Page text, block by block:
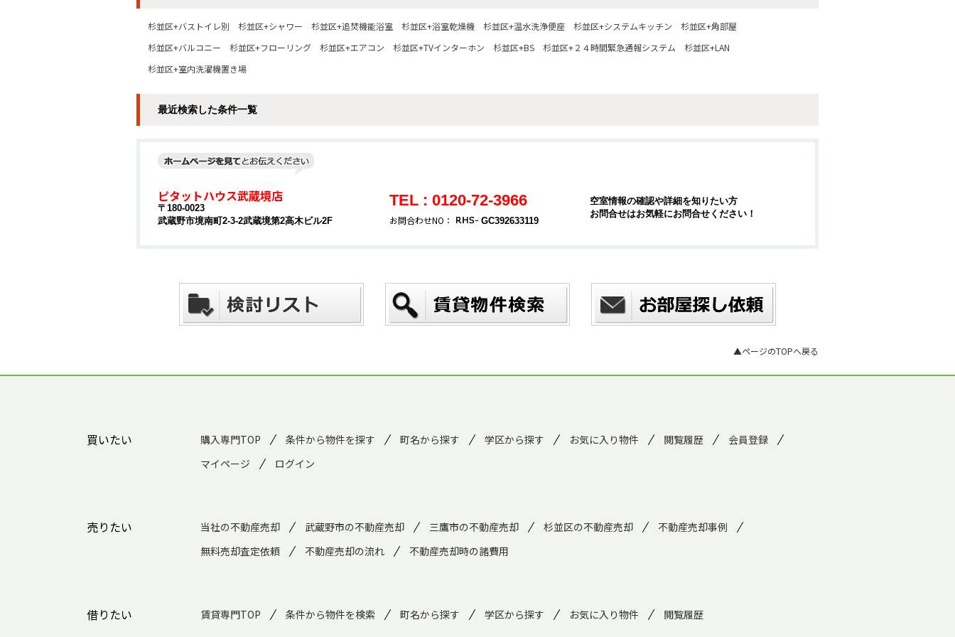
杉並区+バストイレ別 杉並区+シャワー 杉並区+追焚機能浴室 杉並区+浴室乾燥機 杉並区+温水洗浄便座 杉並区+システムキッチン
杉並区+角部屋
杉並区+バルコニー
杉並区+フローリング 杉並区+エアコン 杉並区+TVインターホン 杉並区+BS 杉並区+２４時間緊急通報システム
杉並区+LAN
杉並区+室内洗濯機置き場
最近検索した条件一覧
ピタットハウス武蔵境店
〒180-0023
武蔵野市境南町2-3-2武蔵境第2高木ビル2F
TEL : 0120-72-3966
お問合わせNO： GC392633119
空室情報の確認や詳細を知りたい方
お問合せはお気軽にお問合せください！
▲ページのTOPへ戻る
買いたい 購入専門TOP 条件から物件を探す 町名から探す 学区から探す お気に入り物件 閲覧履歴
会員登録
マイページ
ログイン
売りたい 当社の不動産売却 武蔵野市の不動産売却 三鷹市の不動産売却 杉並区の不動産売却
不動産売却事例
無料売却査定依頼
不動産売却の流れ 不動産売却時の諸費用
借りたい 賃貸専門TOP 条件から物件を検索 町名から探す 学区から探す お気に入り物件 閲覧履歴